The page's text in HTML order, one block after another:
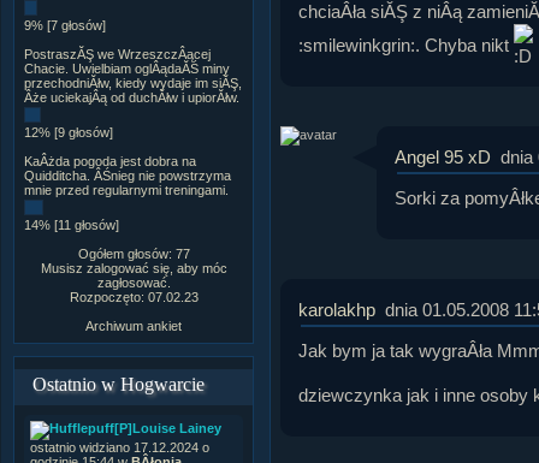
9% [7 głosów]
PostraszĂŞ we WrzeszczÂącej
Chacie. Uwielbiam oglÂądaĂŚ miny
przechodniĂłw, kiedy wydaje im siĂŞ,
Âże uciekajÂą od duchĂłw i upiorĂłw.
12% [9 głosów]
KaÂżda pogoda jest dobra na
Quidditcha. ÂŚnieg nie powstrzyma
mnie przed regularnymi treningami.
14% [11 głosów]
Ogółem głosów: 77
Musisz zalogować się, aby móc
zagłosować.
Rozpoczęto: 07.02.23
Archiwum ankiet
Ostatnio w Hogwarcie
[P]Louise Lainey
ostatnio widziano 17.12.2024 o
chciaÂła siĂŞ z niÂą
:smilewinkgrin:. Chyba nikt
Angel 95 xD dnia
Sorki za
karolakhp dnia 01.05.2008
Jak bym ja tak wygraÂła
dziewczynka jak i inne osoby